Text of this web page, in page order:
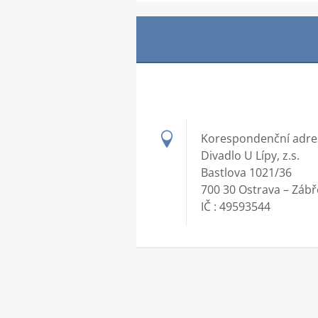
Korespondenční
Divadlo U Lípy, z.s.
Bastlova 1021/36
700 30 Ostrava –
IČ : 49593544